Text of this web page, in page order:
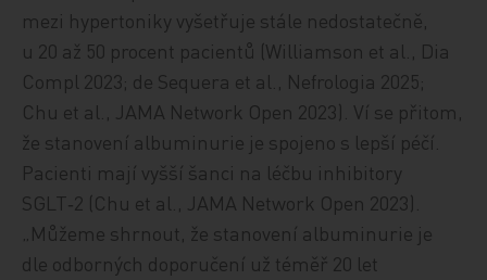
mezi hypertoniky vyšetřuje stále nedostatečně,
u 20 až 50 procent pacientů (Williamson et al., Dia
Compl 2023; de Sequera et al., Nefrologia 2025;
Chu et al., JAMA Network Open 2023). Ví se přitom,
že stanovení albuminurie je spojeno s lepší péčí.
Pacienti mají vyšší šanci na léčbu inhibitory
SGLT‑2 (Chu et al., JAMA Network Open 2023).
„Můžeme shrnout, že stanovení albuminurie je
dle odborných doporučení už téměř 20 let